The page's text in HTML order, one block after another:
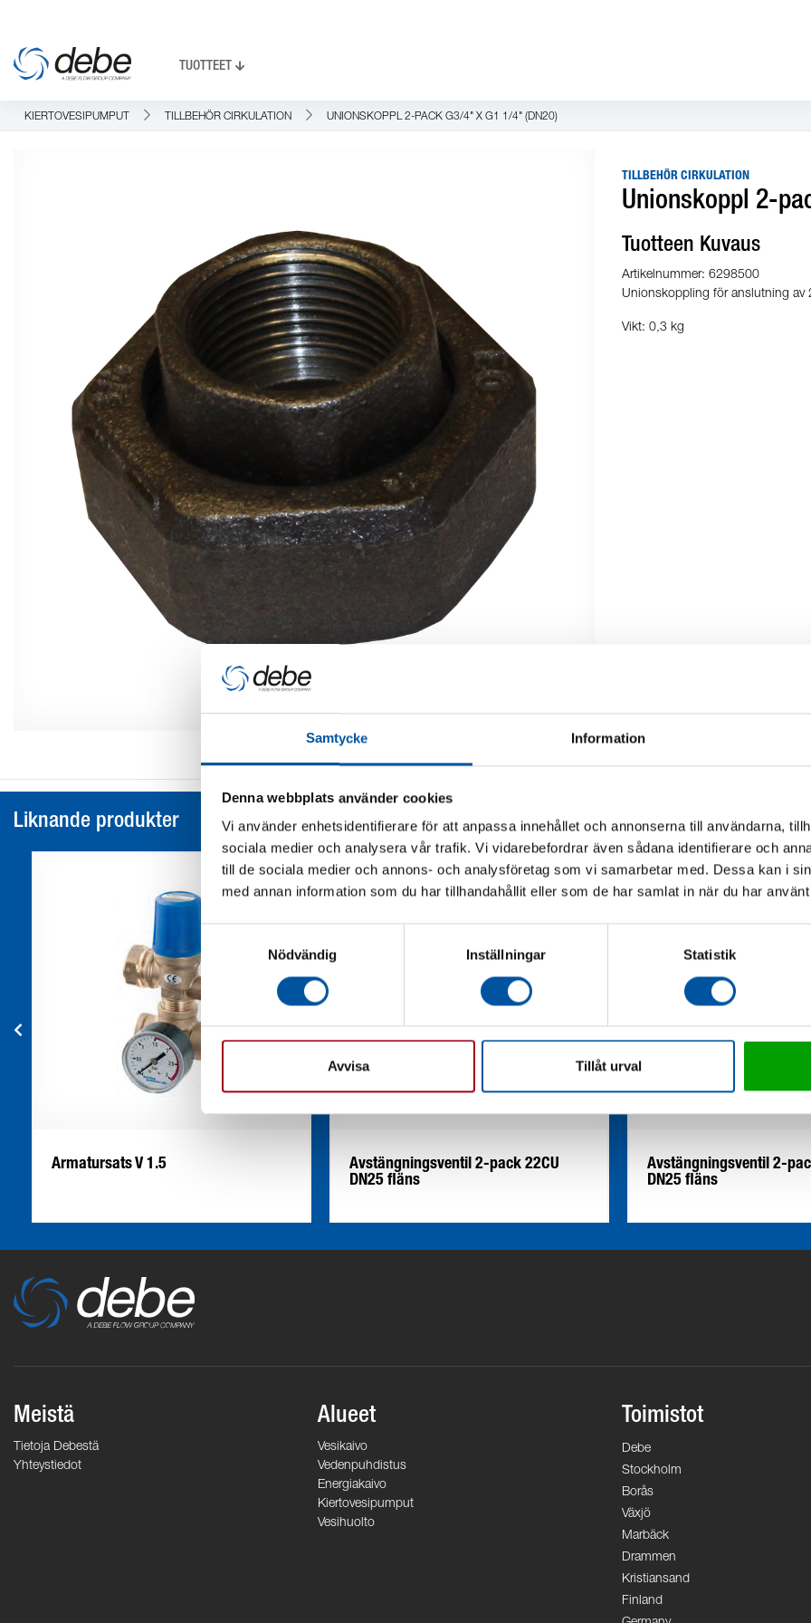
Samtycke Information
Denna webbplats använder cookies
Vi använder enhetsidentifierare för att anpassa innehållet och annonserna till användarna,
sociala medier och analysera vår trafik. Vi vidarebefordrar även sådana identifierare och
till de sociala medier och annons- och analysföretag som vi samarbetar med. Dessa kan i
med annan information som du har tillhandahållit eller som de har samlat in när du har
Nödvändig
Inställningar Statistik
Avvisa Tillåt urval
TUOTTEET
KIERTOVESIPUMPUT TILLBEHÖR CIRKULATION UNIONSKOPPL 2-PACK G3/4" X G1 1/4" (DN20)
TILLBEHÖR CIRKULATION
Unionskoppl 2-
Tuotteen Kuvaus
Artikelnummer: 6298500
Unionskoppling för anslutning
Vikt: 0,3 kg
Liknande produkter
Armatursats V 1.5
Avstängningsventil 2-pack 22CU
DN25 fläns
Avstängningsventil 2-
DN25 fläns
Meistä
Tietoja Debestä
Yhteystiedot
Alueet
Vesikaivo
Vedenpuhdistus
Energiakaivo
Kiertovesipumput
Vesihuolto
Toimistot
Debe
Stockholm
Borås
Växjö
Marbäck
Drammen
Kristiansand
Finland